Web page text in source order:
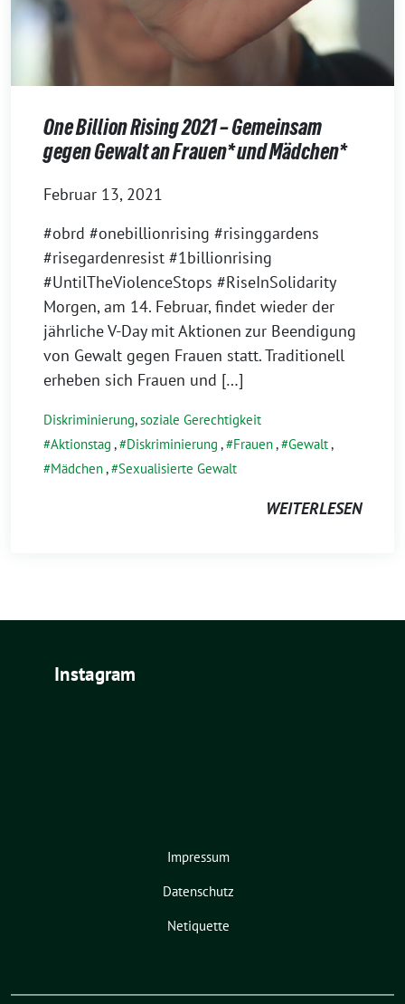
One Billion Rising 2021 – Gemeinsam
gegen Gewalt an Frauen* und Mädchen*
Februar 13, 2021
#obrd #onebillionrising #risinggardens
#risegardenresist #1billionrising
#UntilTheViolenceStops #RiseInSolidarity
Morgen, am 14. Februar, findet wieder der
jährliche V-Day mit Aktionen zur Beendigung
von Gewalt gegen Frauen statt. Traditionell
erheben sich Frauen und […]
Diskriminierung, soziale Gerechtigkeit
Aktionstag , Diskriminierung , Frauen, Gewalt,
Mädchen, Sexualisierte Gewalt
WEITERLESEN
Instagram
Impressum
Datenschutz
Netiquette